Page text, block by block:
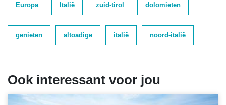
Europa Italië zuid-tirol dolomieten
genieten altoadige italië noord-italië
Ook interessant voor jou